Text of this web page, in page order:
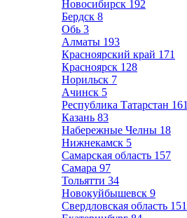
Новосибирск 192
Бердск 8
Обь 3
Алматы 193
Красноярский край 171
Красноярск 128
Норильск 7
Ачинск 5
Республика Татарстан 161
Казань 83
Набережные Челны 18
Нижнекамск 5
Самарская область 157
Самара 97
Тольятти 34
Новокуйбышевск 9
Свердловская область 151